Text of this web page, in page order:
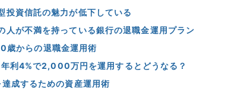
投資信託の魅力が低下している
人が不満を持っている銀行の退職金運用プラン
からの退職金運用術
利4%で2,000万円を運用するとどうなる？
成するための資産運用術